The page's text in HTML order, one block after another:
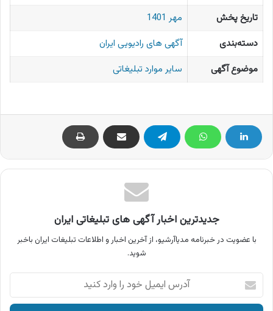
تاریخ پخش
مهر 1401
دسته‌بندی
آگهی های رادیویی ایران
موضوع آگهی
سایر موارد تبلیغاتی
جدیدترین اخبار آگهی های تبلیغاتی ایران
با عضویت در خبرنامه مدیاآرشیو، از آخرین اخبار و اطلاعات تبلیغات ایران باخبر
شوید.
آدرس
ایمیل
خود